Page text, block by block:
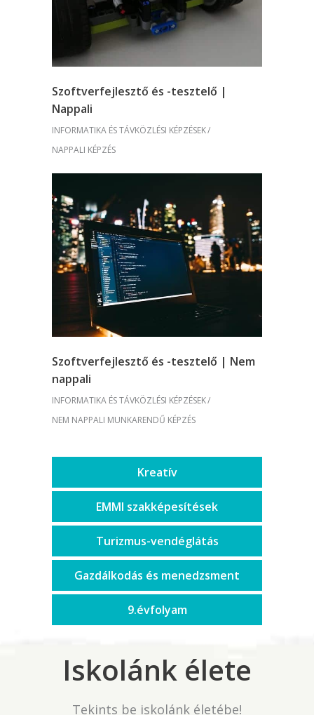
Szoftverfejlesztő és -tesztelő |
Nappali
INFORMATIKA ÉS TÁVKÖZLÉSI KÉPZÉSEK
NAPPALI KÉPZÉS
Szoftverfejlesztő és -tesztelő | Nem
nappali
INFORMATIKA ÉS TÁVKÖZLÉSI KÉPZÉSEK
NEM NAPPALI MUNKARENDŰ KÉPZÉS
Kreatív
EMMI szakképesítések
Turizmus-vendéglátás
Gazdálkodás és menedzsment
9.évfolyam
Iskolánk élete
Tekints be iskolánk életébe!